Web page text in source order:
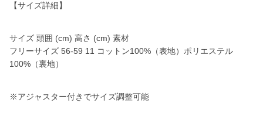
【サイズ詳細】
サイズ 頭囲 (cm) 高さ (cm) 素材
フリーサイズ 56-59 11 コットン100%（表地）ポリエステル
100%（裏地）
※アジャスター付きでサイズ調整可能